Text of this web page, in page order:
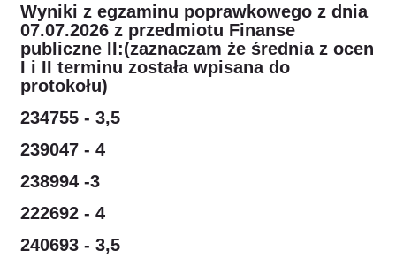
Wyniki z egzaminu poprawkowego z dnia
07.07.2026 z przedmiotu Finanse
publiczne II:(zaznaczam że średnia z ocen
I i II terminu została wpisana do
protokołu)
234755 - 3,5
239047 - 4
238994 -3
222692 - 4
240693 - 3,5